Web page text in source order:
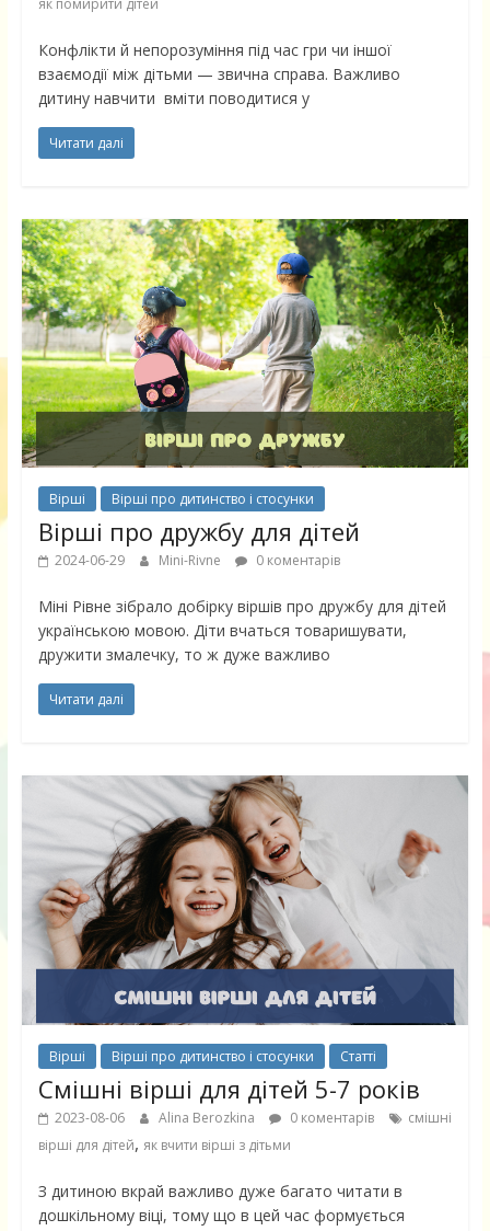
як помирити дітей
Конфлікти й непорозуміння під час гри чи іншої
взаємодії між дітьми — звична справа. Важливо
дитину навчити вміти поводитися у
Читати далі
Вірші Вірші про дитинство і стосунки
Вірші про дружбу для дітей
2024-06-29 Mini-Rivne 0 коментарів
Міні Рівне зібрало добірку віршів про дружбу для дітей
українською мовою. Діти вчаться товаришувати,
дружити змалечку, то ж дуже важливо
Читати далі
Вірші Вірші про дитинство і стосунки Статті
Смішні вірші для дітей 5-7 років
2023-08-06 Alina Berozkina 0 коментарів
смішні
вірші для дітей, як вчити вірші з дітьми
З дитиною вкрай важливо дуже багато читати в
дошкільному віці, тому що в цей час формується